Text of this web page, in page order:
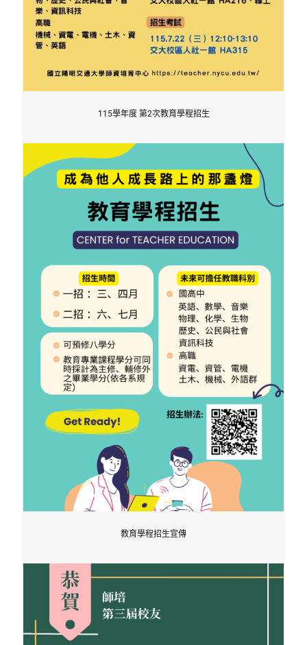
115學年度 第2次教育學程招生
教育學程招生宣傳